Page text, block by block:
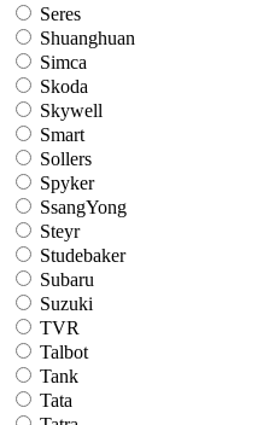
Seres
Shuanghuan
Simca
Skoda
Skywell
Smart
Sollers
Spyker
SsangYong
Steyr
Studebaker
Subaru
Suzuki
TVR
Talbot
Tank
Tata